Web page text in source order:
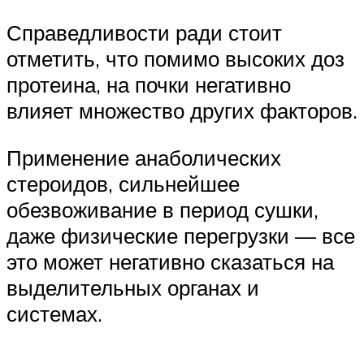
Справедливости ради стоит
отметить, что помимо высоких доз
протеина, на почки негативно
влияет множество других факторов.
Применение анаболических
стероидов, сильнейшее
обезвоживание в период сушки,
даже физические перегрузки — все
это может негативно сказаться на
выделительных органах и
системах.